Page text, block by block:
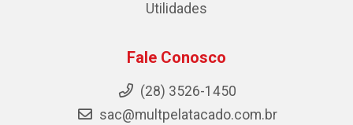
Utilidades
Fale Conosco
(28) 3526-1450
sac@multpelatacado.com.br